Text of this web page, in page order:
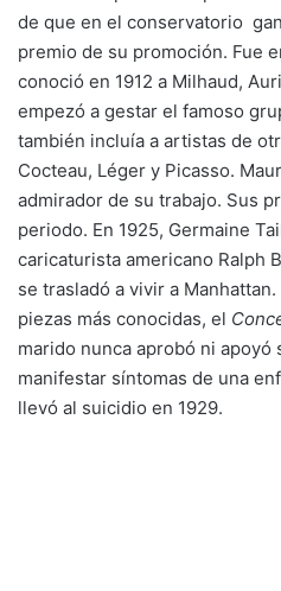
de que en el conservatorio
premio de su promoción. Fue
conoció en 1912 a Milhaud,
empezó a gestar el famoso
también incluía a artistas de
Cocteau, Léger y Picasso.
admirador de su trabajo. Sus
periodo. En 1925, Germaine
caricaturista americano Ralph
se trasladó a vivir a
piezas más conocidas, el
marido nunca aprobó ni apoyó
manifestar síntomas de una
llevó al suicidio en 1929.